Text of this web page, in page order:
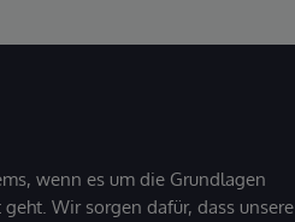
wenn es um die Grundlagen
Wir sorgen dafür, dass unsere